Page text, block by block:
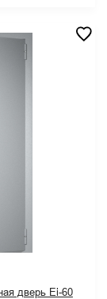
дверь Ei-60